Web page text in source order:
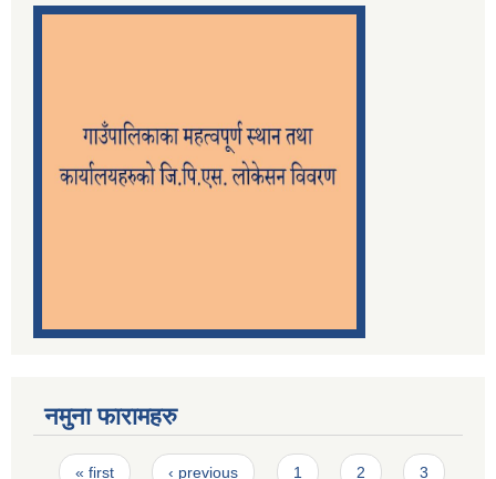
नमुना फारामहरु
« first ‹ previous 1 2
3